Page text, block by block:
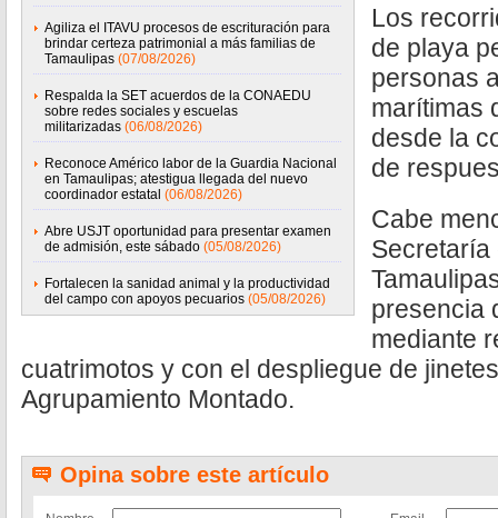
Agiliza el ITAVU procesos de escrituración para
brindar certeza patrimonial a más familias de
Tamaulipas (07/08/2026)
Respalda la SET acuerdos de la CONAEDU
sobre redes sociales y escuelas
militarizadas (06/08/2026)
Reconoce Américo labor de la Guardia Nacional
en Tamaulipas; atestigua llegada del nuevo
coordinador estatal (06/08/2026)
Abre USJT oportunidad para presentar examen
de admisión, este sábado (05/08/2026)
Fortalecen la sanidad animal y la productividad
del campo con apoyos pecuarios (05/08/2026)
Los
de playa
personas
marítimas
desde la
de
Cabe
Secretaría
presencia
mediante
cuatrimotos y con el despliegue de
Agrupamiento Montado.
Opina sobre este artículo